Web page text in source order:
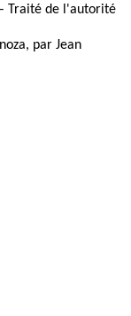
Traité de l'autorité
par Jean